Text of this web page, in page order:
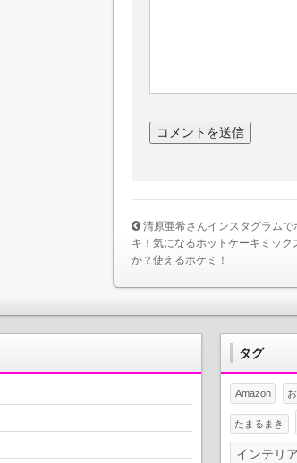
清原亜希さんインスタグラムで
キ！気になるホットケーキミック
か？使えるホケミ！
タグ
Amazon
たまるまき
インテリア